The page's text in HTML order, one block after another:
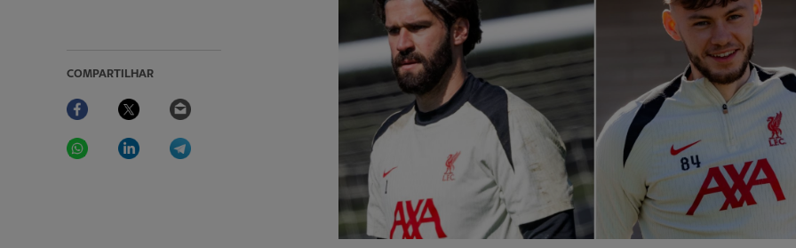
COMPARTILHAR
Facebook Twitter
WhatsAppLinkedIn